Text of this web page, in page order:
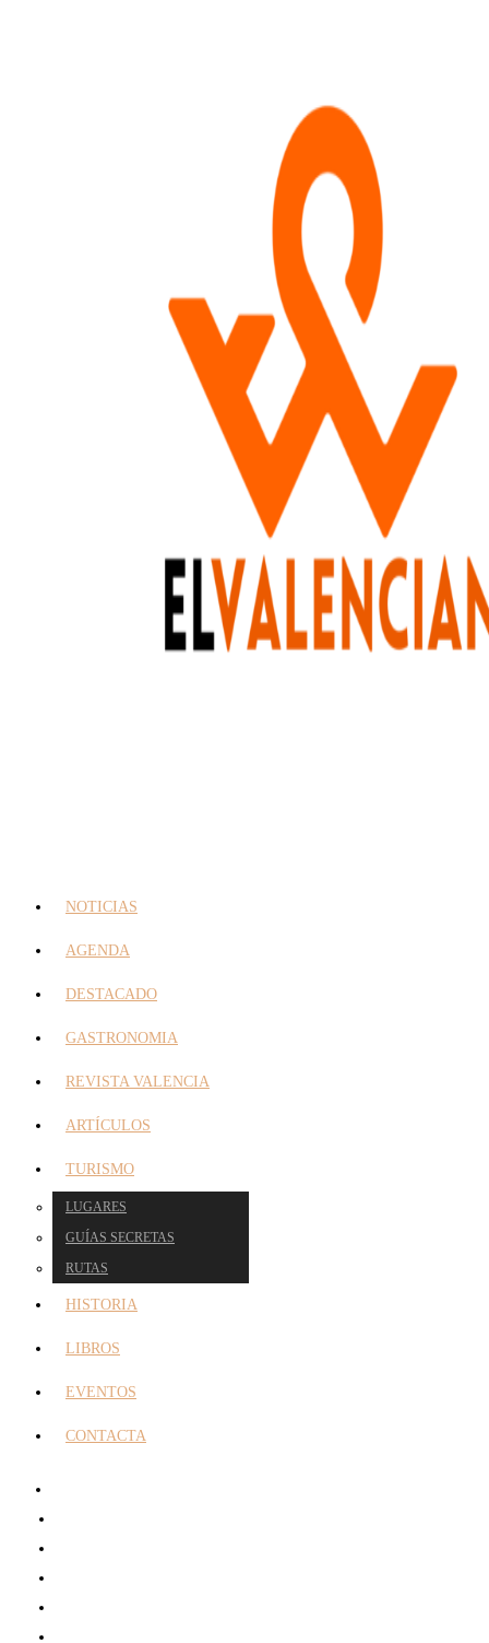
NOTICIAS
AGENDA
DESTACADO
GASTRONOMIA
REVISTA VALENCIA
ARTÍCULOS
TURISMO
LUGARES
GUÍAS SECRETAS
RUTAS
HISTORIA
LIBROS
EVENTOS
CONTACTA